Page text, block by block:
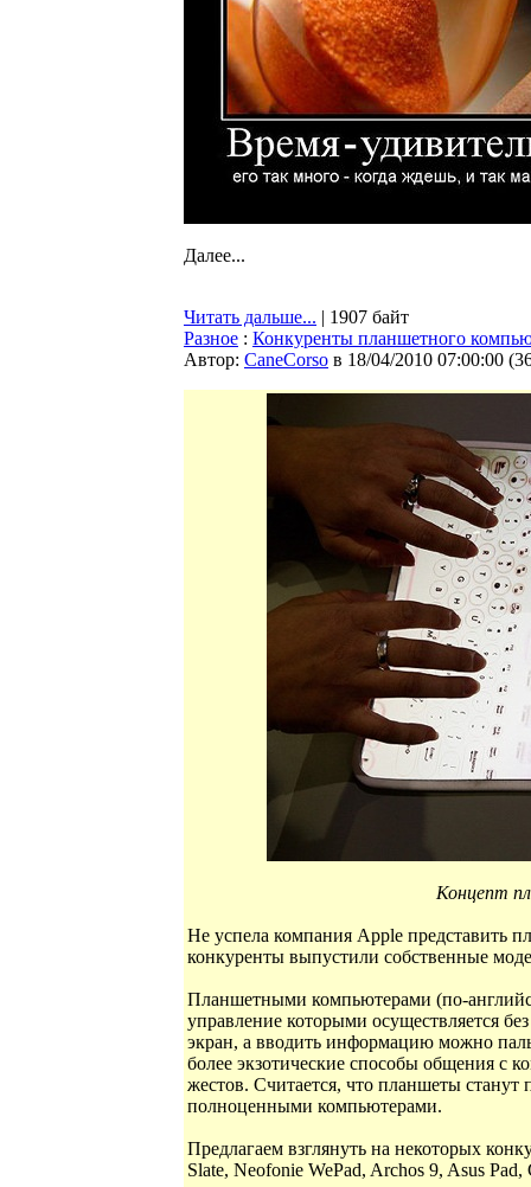
Далее...
Читать дальше... | 1907 байт
Разное : Конкуренты планшетного
Автор: CaneCorso в 18/04/2010 07:00:00 (
Концепт
Не успела компания Apple представить
конкуренты выпустили собственные
Планшетными компьютерами (по-
управление которыми осуществляется
экран, а вводить информацию можно
более экзотические способы общения с
жестов. Считается, что планшеты
полноценными компьютерами.
Предлагаем взглянуть на некоторых
Slate, Neofonie WePad, Archos 9, Asus